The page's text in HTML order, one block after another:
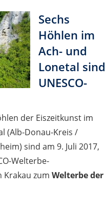
Sechs
Höhlen im
Ach- und
Lonetal sind
UNESCO-
der Eiszeitkunst im
(Alb-Donau-Kreis /
sind am 9. Juli 2017,
Welterbe-
Krakau zumWelterbe der